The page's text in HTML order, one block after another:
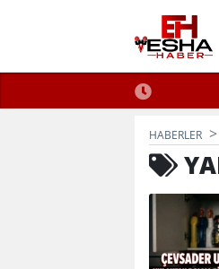
Eyüpoğlu Zafer Partisi’nde.
HABERLER